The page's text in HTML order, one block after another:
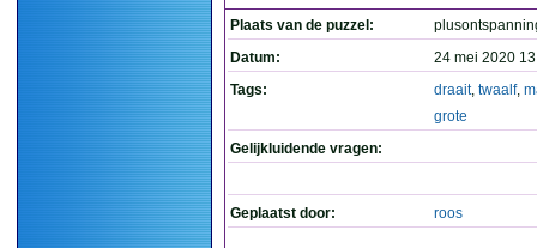
Plaats van de puzzel:
Datum:
24 mei 2020
Tags:
draait, twaalf,
grote
Gelijkluidende vragen:
Geplaatst door: roos